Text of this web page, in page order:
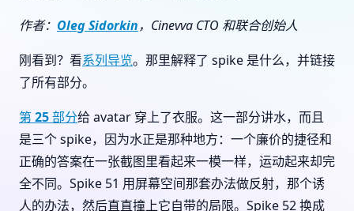
作者： Oleg Sidorkin，Cinevva CTO 和联合创始人
刚看到？看系列导览。那里解释了 spike 是什么，并链接
了所有部分。
第 25 部分给 avatar 穿上了衣服。这一部分讲水，而且
是三个 spike，因为水正是那种地方：一个廉价的捷径和
正确的答案在一张截图里看起来一模一样，运动起来却完
全不同。Spike 51 用屏幕空间那套办法做反射，那个诱
人的办法，然后直直撞上它自带的局限。Spike 52 换成